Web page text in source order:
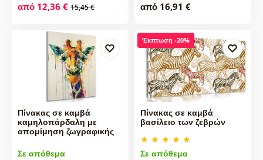
από 12,36 € 15,45 € από 16,91 €
Πίνακας σε καμβά
καμηλοπάρδαλη με
απομίμηση ζωγραφικής
Σε απόθεμα
Έκπτωση -20%
Πίνακας σε καμβά
βασίλειο των ζεβρών
Σε απόθεμα